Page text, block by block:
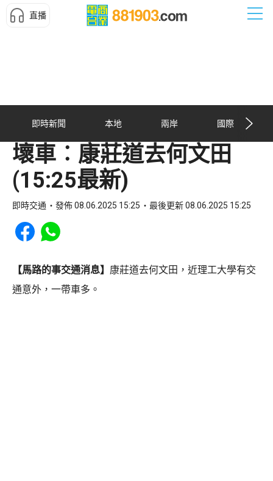
直播
即時新聞 本地 兩岸 國際
壞車︰康莊道去何文田
(15:25最新)
即時交通 發佈 08.06.2025 15:25 最後更新 08.06.2025 15:25
Share to Facebook
Share to WhatsApp
【馬路的事交通消息】 康莊道去何文田，近理工大學有交
通意外，一帶車多。